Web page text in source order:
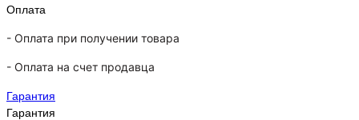
Оплата
- Оплата при получении товара
- Оплата на счет продавца
Гарантия
Гарантия